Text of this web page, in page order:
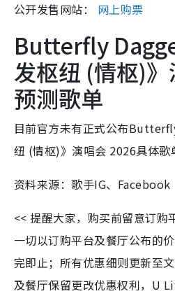
公开发售网站： 网上购票
Butterfly
发枢纽 (情枢)
预测歌单
目前官方未有正式公布
纽 (情枢)》演唱会 2026具体歌
资料来源：歌手IG、Facebook
<< 提醒大家，购买前留意订购
一切以订购平台及餐厅公布的
完即止；所有优惠细则更新至
及餐厅保留更改优惠权利，U